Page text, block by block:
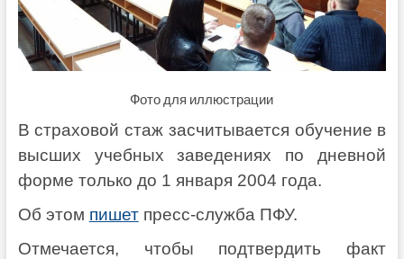
Фото для иллюстрации
В страховой стаж засчитывается обучение в
высших учебных заведениях по дневной
форме только до 1 января 2004 года.
Об этом пишетпресс-служба ПФУ.
Отмечается, чтобы подтвердить факт